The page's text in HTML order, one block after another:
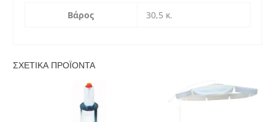
Βάρος 30,5 κ.
ΣΧΕΤΙΚΆ ΠΡΟΪΌΝΤΑ